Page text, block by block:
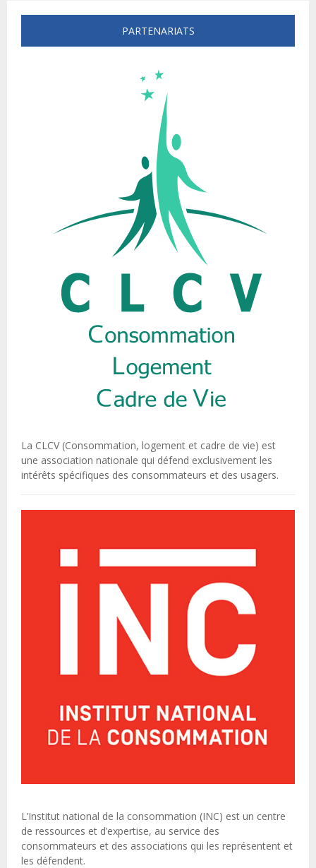
PARTENARIATS
La CLCV (Consommation, logement et cadre de vie) est
une association nationale qui défend exclusivement les
intérêts spécifiques des consommateurs et des usagers.
L’Institut national de la consommation (INC) est un centre
de ressources et d’expertise, au service des
consommateurs et des associations qui les représentent et
les défendent.